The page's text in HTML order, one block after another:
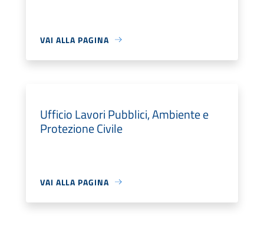
VAI ALLA PAGINA
Ufficio Lavori Pubblici, Ambiente e
Protezione Civile
VAI ALLA PAGINA